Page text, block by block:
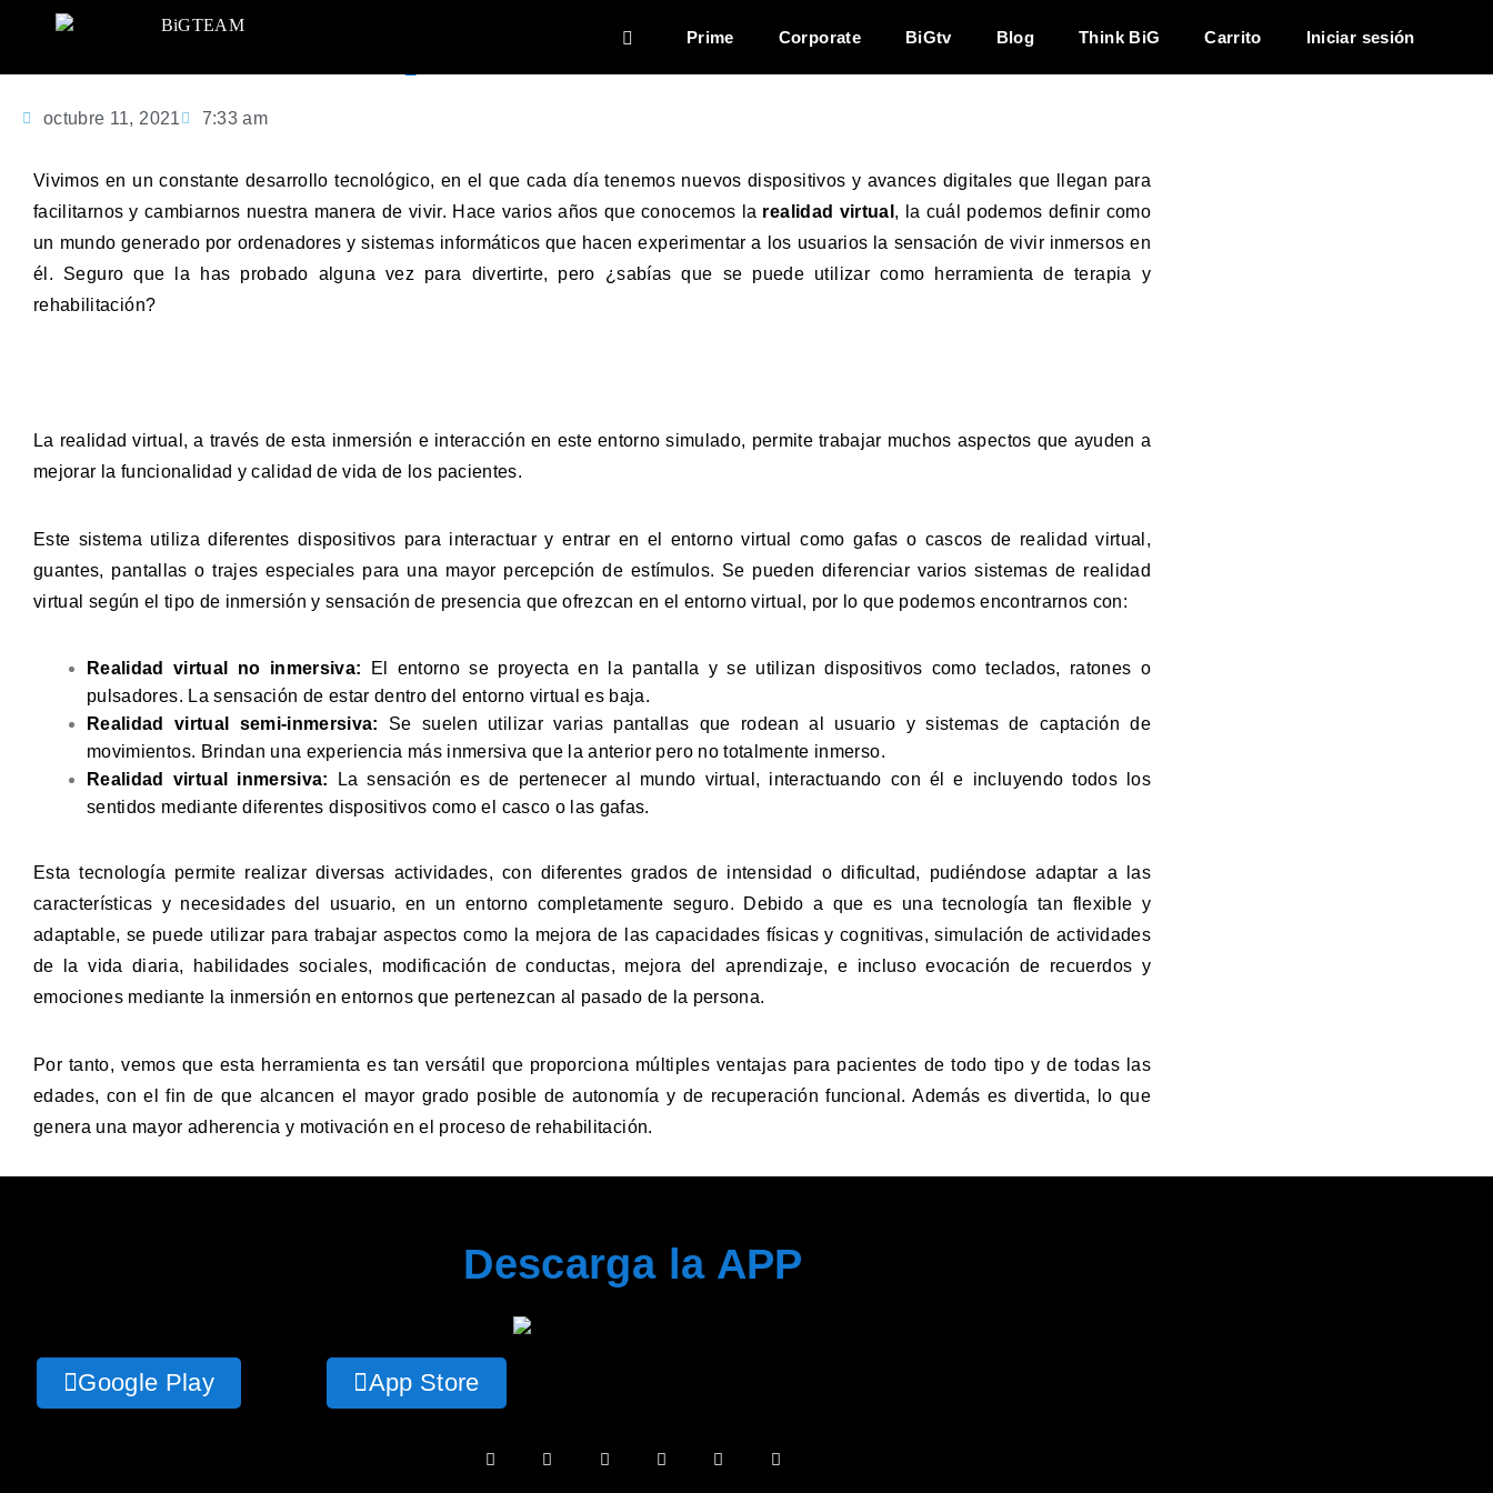
Prime Corporate BiGtv Blog Think BiG Carrito Iniciar sesión
Terapia con realidad virtual
octubre 11, 2021 7:33 am
Vivimos en un constante desarrollo tecnológico, en el que cada día tenemos nuevos dispositivos y avances digitales que llegan para
facilitarnos y cambiarnos nuestra manera de vivir. Hace varios años que conocemos la realidad virtual , la cuál podemos definir como
un mundo generado por ordenadores y sistemas informáticos que hacen experimentar a los usuarios la sensación de vivir inmersos en
él. Seguro que la has probado alguna vez para divertirte, pero ¿sabías que se puede utilizar como herramienta de terapia y
rehabilitación?
La realidad virtual, a través de esta inmersión e interacción en este entorno simulado, permite trabajar muchos aspectos que ayuden a
mejorar la funcionalidad y calidad de vida de los pacientes.
Este sistema utiliza diferentes dispositivos para interactuar y entrar en el entorno virtual como gafas o cascos de realidad virtual,
guantes, pantallas o trajes especiales para una mayor percepción de estímulos. Se pueden diferenciar varios sistemas de realidad
virtual según el tipo de inmersión y sensación de presencia que ofrezcan en el entorno virtual, por lo que podemos encontrarnos con:
Realidad virtual no inmersiva: El entorno se proyecta en la pantalla y se utilizan dispositivos como teclados, ratones o
pulsadores. La sensación de estar dentro del entorno virtual es baja.
Realidad virtual semi-inmersiva:
Se suelen utilizar varias pantallas que rodean al usuario y sistemas de captación de
movimientos. Brindan una experiencia más inmersiva que la anterior pero no totalmente inmerso.
Realidad virtual inmersiva: La sensación es de pertenecer al mundo virtual, interactuando con él e incluyendo todos los
sentidos mediante diferentes dispositivos como el casco o las gafas.
Esta tecnología permite realizar diversas actividades, con diferentes grados de intensidad o dificultad, pudiéndose adaptar a las
características y necesidades del usuario, en un entorno completamente seguro. Debido a que es una tecnología tan flexible y
adaptable, se puede utilizar para trabajar aspectos como la mejora de las capacidades físicas y cognitivas, simulación de actividades
de la vida diaria, habilidades sociales, modificación de conductas, mejora del aprendizaje, e incluso evocación de recuerdos y
emociones mediante la inmersión en entornos que pertenezcan al pasado de la persona.
Por tanto, vemos que esta herramienta es tan versátil que proporciona múltiples ventajas para pacientes de todo tipo y de todas las
edades, con el fin de que alcancen el mayor grado posible de autonomía y de recuperación funcional. Además es divertida, lo que
genera una mayor adherencia y motivación en el proceso de rehabilitación.
Descarga la APP
Google Play App Store